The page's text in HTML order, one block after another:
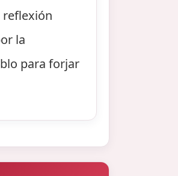
reflexión
la
para forjar